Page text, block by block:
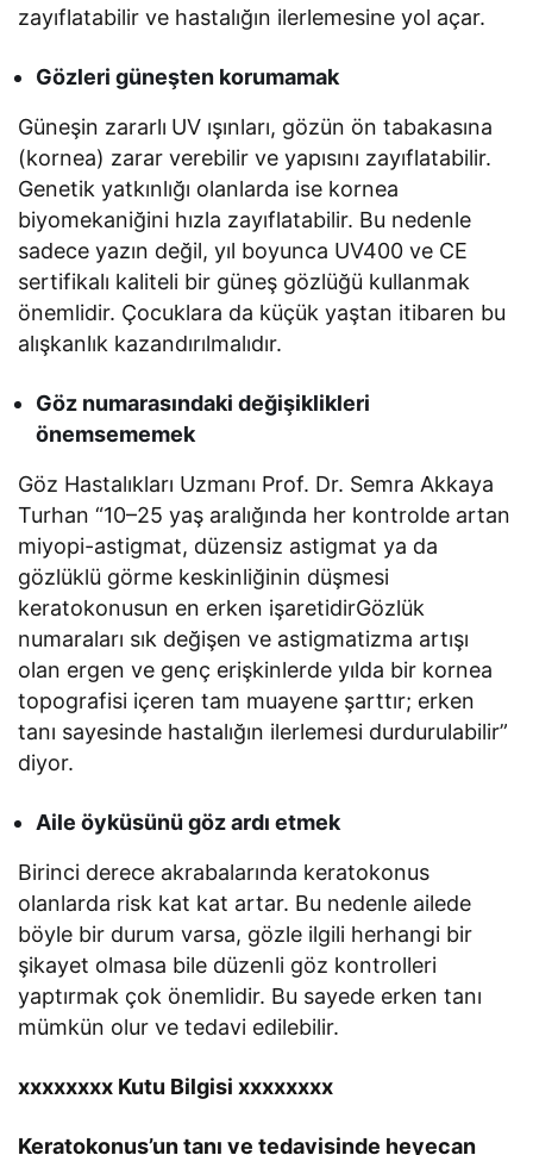
zayıflatabilir ve hastalığın ilerlemesine yol açar.
Gözleri güneşten korumamak
Güneşin zararlı UV ışınları, gözün ön tabakasına
(kornea) zarar verebilir ve yapısını zayıflatabilir.
Genetik yatkınlığı olanlarda ise kornea
biyomekaniğini hızla zayıflatabilir. Bu nedenle
sadece yazın değil, yıl boyunca UV400 ve CE
sertifikalı kaliteli bir güneş gözlüğü kullanmak
önemlidir. Çocuklara da küçük yaştan itibaren bu
alışkanlık kazandırılmalıdır.
Göz numarasındaki değişiklikleri
önemsememek
Göz Hastalıkları Uzmanı Prof. Dr. Semra Akkaya
Turhan “10–25 yaş aralığında her kontrolde artan
miyopi-astigmat, düzensiz astigmat ya da
gözlüklü görme keskinliğinin düşmesi
keratokonusun en erken işaretidirGözlük
numaraları sık değişen ve astigmatizma artışı
olan ergen ve genç erişkinlerde yılda bir kornea
topografisi içeren tam muayene şarttır; erken
tanı sayesinde hastalığın ilerlemesi durdurulabilir”
diyor.
Aile öyküsünü göz ardı etmek
Birinci derece akrabalarında keratokonus
olanlarda risk kat kat artar. Bu nedenle ailede
böyle bir durum varsa, gözle ilgili herhangi bir
şikayet olmasa bile düzenli göz kontrolleri
yaptırmak çok önemlidir. Bu sayede erken tanı
mümkün olur ve tedavi edilebilir.
xxxxxxxx Kutu Bilgisi xxxxxxxx
Keratokonus’un tanı ve tedavisinde heyecan